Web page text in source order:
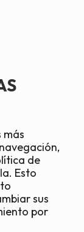
más
de
Esto
sus
por